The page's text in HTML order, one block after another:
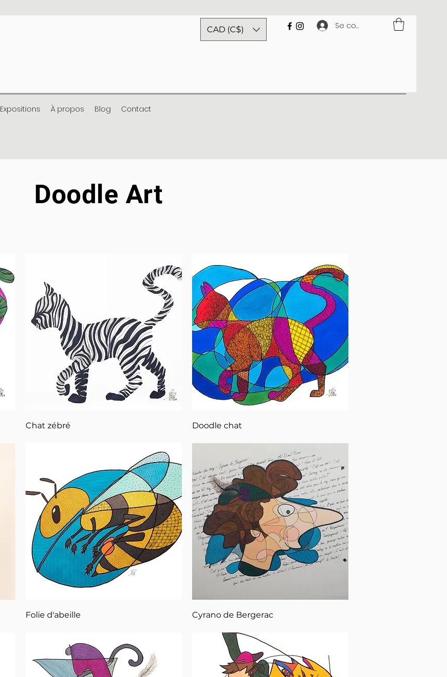
CAD (C$) Se connecter
Expositions À propos Blog Contact
Doodle Art
Chat zébré Doodle chat
Aperçu rapide
Folie d'abeille Aperçu rapide
Cyrano de Bergerac